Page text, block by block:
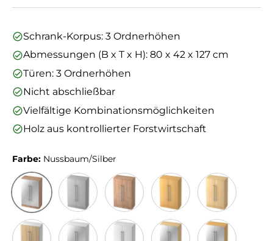
Schrank-Korpus: 3 Ordnerhöhen
Abmessungen (B x T x H): 80 x 42 x 127 cm
Türen: 3 Ordnerhöhen
Nicht abschließbar
Vielfältige Kombinationsmöglichkeiten
Holz aus kontrollierter Forstwirtschaft
Farbe: Nussbaum/Silber
Nussbaum/Silber
Grau Nussbaum Buche Ahorn